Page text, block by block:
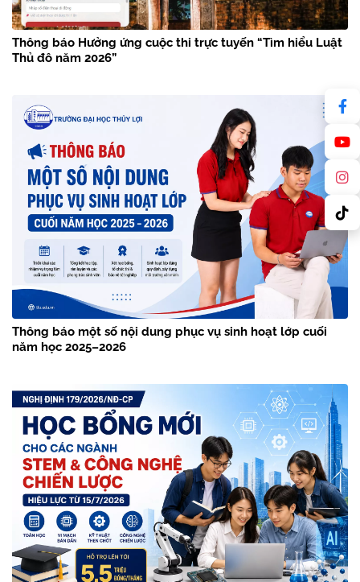
Thông báo Hưởng ứng cuộc thi trực tuyến “Tìm hiểu Luật
Thủ đô năm 2026”
Thông báo một số nội dung phục vụ sinh hoạt lớp cuối
năm học 2025–2026